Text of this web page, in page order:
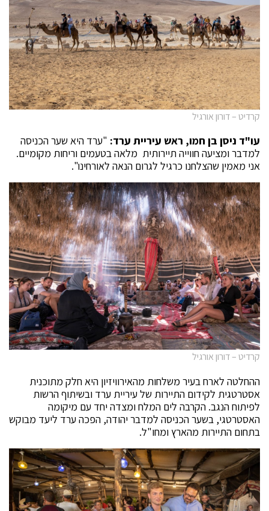
קרדיט – דורון אורגיל
עו"ד ניסן בן חמו, ראש עיריית ערד:"ערד היא שער הכניסה
למדבר ומציעה חווייה תיירותית מלאה בטעמים וריחות מקומיים.
אני מאמין שהצלחנו כרגיל לגרום הנאה לאורחינו".
קרדיט – דורון אורגיל
ההחלטה לארח בעיר משלחות מהאירוויזיון היא חלק מתוכנית
אסטרטגית לקידום התיירות של עיריית ערד ובשיתוף הרשות
לפיתוח הנגב. הקרבה לים המלח ומצדה יחד עם מיקומה
האסטרטגי, בשער הכניסה למדבר יהודה, הפכה ערד ליעד מבוקש
בתחום התיירות מהארץ ומחו"ל.